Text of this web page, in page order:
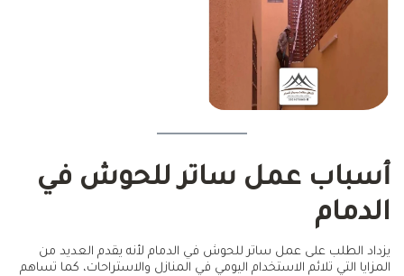
أسباب عمل ساتر للحوش في
الدمام
يزداد الطلب على عمل ساتر للحوش في الدمام لأنه يقدم العديد من
المزايا التي تلائم الاستخدام اليومي في المنازل والاستراحات، كما تساهم